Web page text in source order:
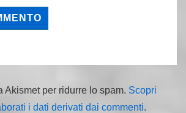
Akismet per ridurre lo spam. Scopri
i dati derivati dai commenti.